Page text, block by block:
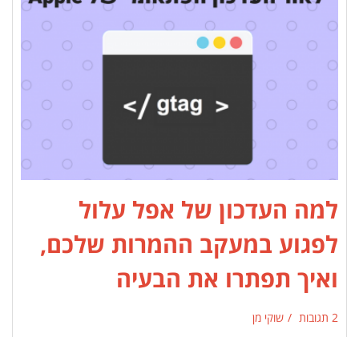
למה העדכון של אפל עלול
לפגוע במעקב ההמרות שלכם,
ואיך תפתרו את הבעיה
2 תגובות שוקי מן